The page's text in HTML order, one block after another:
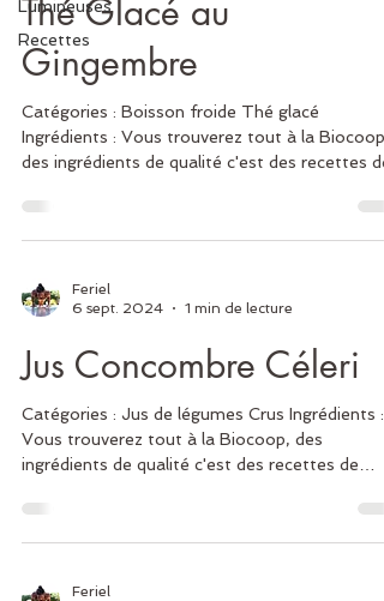
Lumineuses
Recettes
Thé Glacé au
Gingembre
Catégories : Boisson froide Thé glacé
Ingrédients : Vous trouverez tout à la Biocoop,
des ingrédients de qualité c'est des recettes
Feriel
6 sept. 2024
1 min de lecture
Jus Concombre Céleri
Catégories : Jus de légumes Crus Ingrédients :
Vous trouverez tout à la Biocoop, des
ingrédients de qualité c'est des recettes de
Feriel